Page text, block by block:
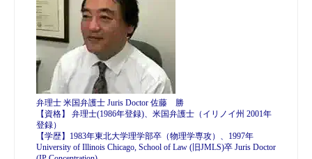
弁理士 米国弁護士 Juris Doctor 佐藤 勝
【資格】 弁理士(1986年登録)、米国弁護士（イリノイ州 2001年
登録）
【学歴】1983年東北大学理学部卒（物理学専攻）、1997年
University of Illinois Chicago, School of Law (旧JMLS)卒 Juris Doctor